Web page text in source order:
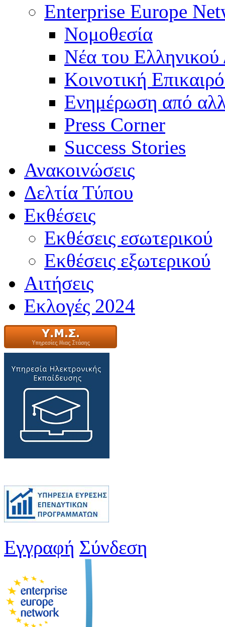
Enterprise Europe
Νομοθεσία
Νέα του Ελληνικού
Κοινοτική
Ενημέρωση από
Press Corner
Success Stories
Ανακοινώσεις
Δελτία Τύπου
Εκθέσεις
Εκθέσεις εσωτερικού
Εκθέσεις εξωτερικού
Αιτήσεις
Εκλογές 2024
Εγγραφή Σύνδεση